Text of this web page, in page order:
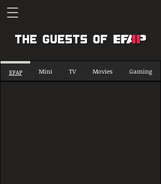
EFAP Mini TV Movies Gaming